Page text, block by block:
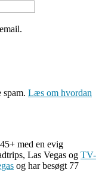
spam. Læs om hvordan
med en evig
Las Vegas og TV-
og har besøgt 77